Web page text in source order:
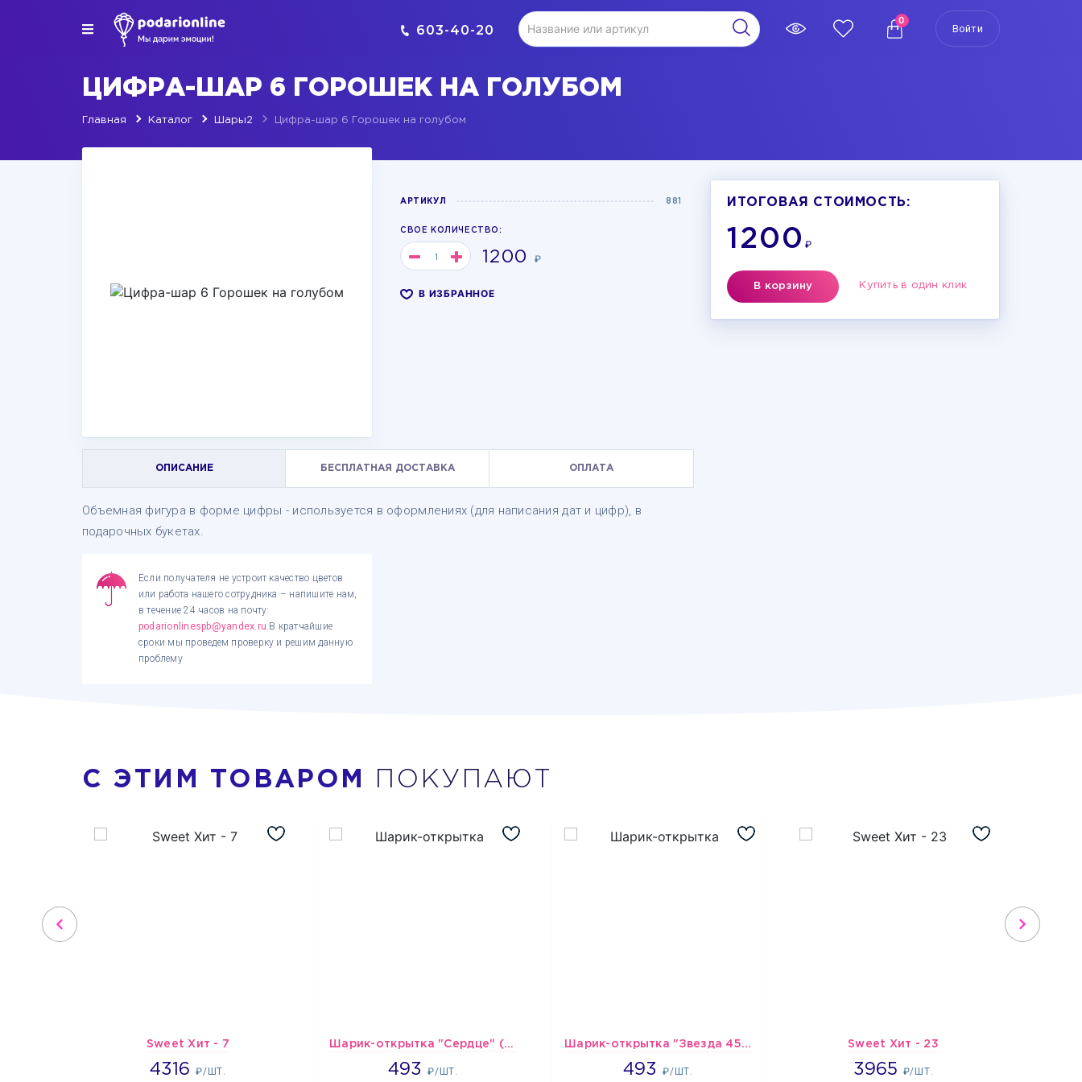
603-40-20
0
Войти
ЦИФРА-ШАР 6 ГОРОШЕК НА ГОЛУБОМ
Главная Каталог Шары2 Цифра-шар 6 Горошек на голубом
АРТИКУЛ 881
СВОЕ КОЛИЧЕСТВО:
1200 ₽
В ИЗБРАННОЕ
ОПИСАНИЕ БЕСПЛАТНАЯ ДОСТАВКА ОПЛАТА
Объемная фигура в форме цифры - используется в оформлениях (для написания дат и цифр), в
подарочных букетах.
Если получателя не устроит качество цветов
или работа нашего сотрудника – напишите нам,
в течение 24 часов на почту:
podarionlinespb@yandex.ru.В кратчайшие
сроки мы проведем проверку и решим данную
проблему
ИТОГОВАЯ СТОИМОСТЬ:
1200 ₽
В корзину Купить в один клик
С ЭТИМ ТОВАРОМ ПОКУПАЮТ
Sweet Хит - 7
4316₽/ШТ.
4316 Шарик-открытка "Сердце" (45 см) - 2
493₽/ШТ.
493 Шарик-открытка "Звезда 45 см" №1
493₽/ШТ.
493 Sweet Хит - 23
3965 ₽/ШТ.
3965